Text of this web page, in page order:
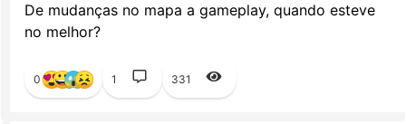
De mudanças no mapa a gameplay, quando esteve
no melhor?
0 1 331